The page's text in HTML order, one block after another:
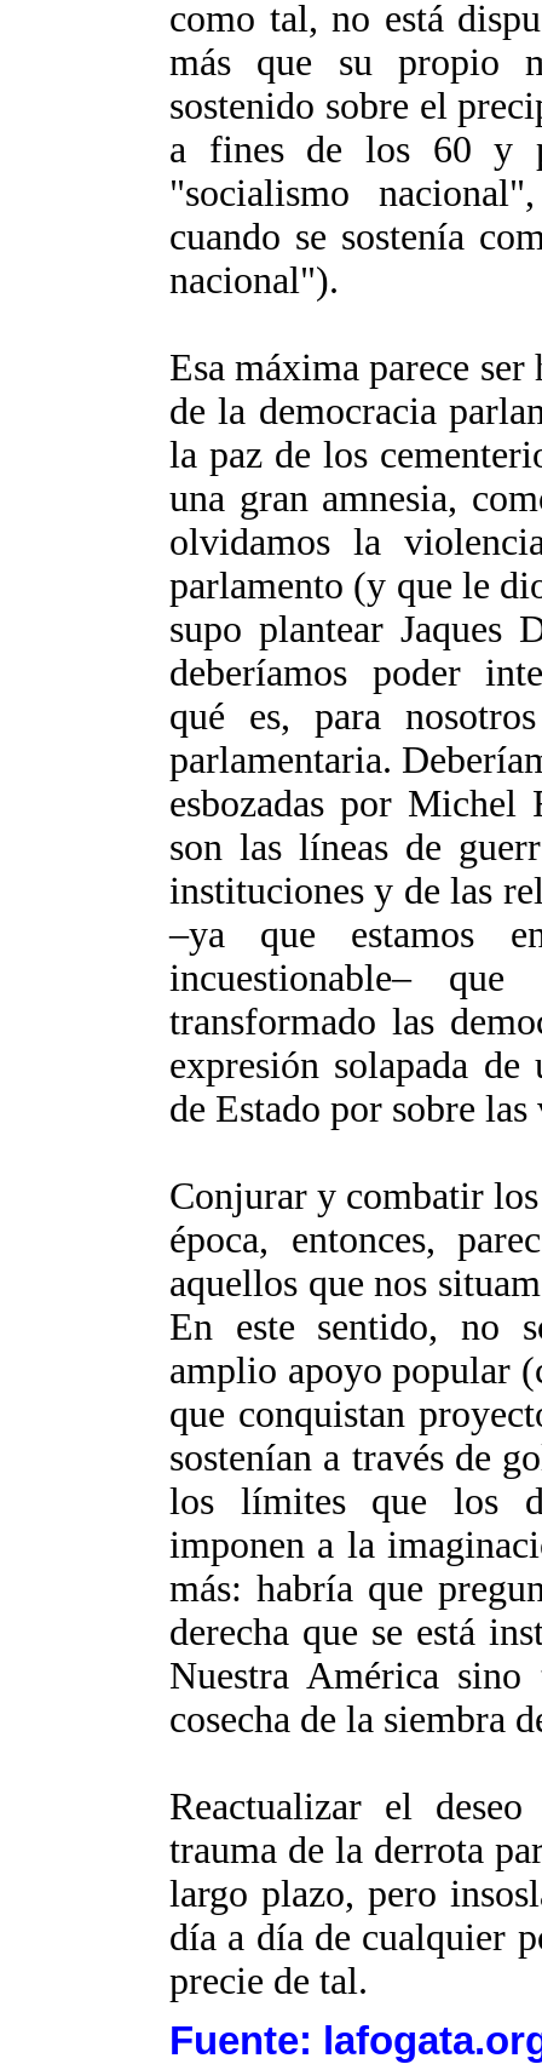
como tal, no está
más que su propio
sostenido sobre el
a fines de los 60 y
"socialismo
cuando se sostenía
nacional").
Esa máxima parece
de la democracia
la paz de los
una gran amnesia,
olvidamos la
parlamento (y que le
supo plantear Jaques
deberíamos poder
qué es, para
parlamentaria.
esbozadas por Michel
son las líneas de
instituciones y de las
–ya que estamos
incuestionable–
transformado las
expresión solapada
de Estado por sobre
Conjurar y combatir los
época, entonces,
aquellos que nos
En este sentido, no
amplio apoyo popular
que conquistan
sostenían a través de
los límites que los
imponen a la
más: habría que
derecha que se está
Nuestra América
cosecha de la siembra
Reactualizar el
trauma de la derrota
largo plazo, pero
día a día de cualquier
precie de tal.
Fuente: